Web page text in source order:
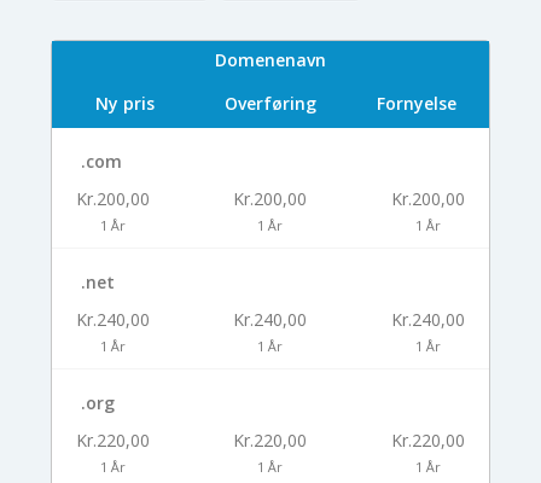
Domenenavn
Ny pris
Overføring Fornyelse
.com
Kr.200,00
1 År
Kr.200,00
1 År
Kr.200,00
1 År
.net
Kr.240,00
1 År
Kr.240,00
1 År
Kr.240,00
1 År
.org
Kr.220,00
1 År
Kr.220,00
1 År
Kr.220,00
1 År